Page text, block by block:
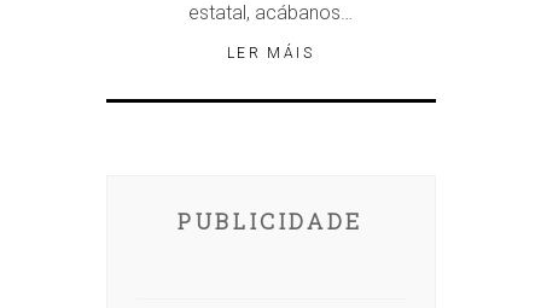
estatal, acábanos…
LER MÁIS
PUBLICIDADE